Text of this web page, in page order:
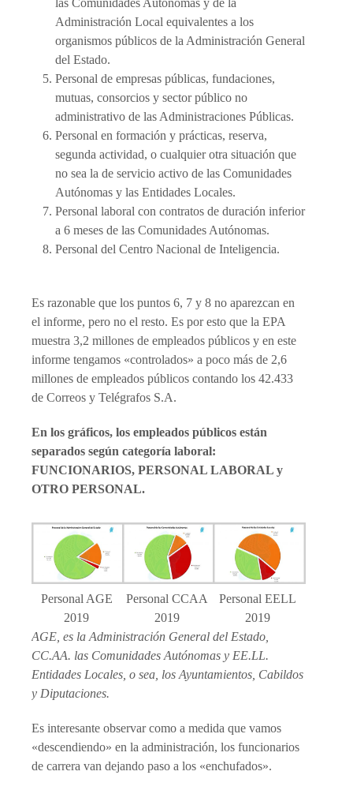
las Comunidades Autónomas y de la
Administración Local equivalentes a los
organismos públicos de la Administración General
del Estado.
Personal de empresas públicas, fundaciones,
mutuas, consorcios y sector público no
administrativo de las Administraciones Públicas.
Personal en formación y prácticas, reserva,
segunda actividad, o cualquier otra situación que
no sea la de servicio activo de las Comunidades
Autónomas y las Entidades Locales.
Personal laboral con contratos de duración inferior
a 6 meses de las Comunidades Autónomas.
Personal del Centro Nacional de Inteligencia.
Es razonable que los puntos 6, 7 y 8 no aparezcan en
el informe, pero no el resto. Es por esto que la EPA
muestra 3,2 millones de empleados públicos y en este
informe tengamos «controlados» a poco más de 2,6
millones de empleados públicos contando los 42.433
de Correos y Telégrafos S.A.
En los gráficos, los empleados públicos están
separados según categoría laboral:
FUNCIONARIOS, PERSONAL LABORAL y
OTRO PERSONAL.
Personal AGE
2019
Personal CCAA
2019
Personal EELL
2019
AGE, es la Administración General del Estado,
CC.AA. las Comunidades Autónomas y EE.LL.
Entidades Locales, o sea, los Ayuntamientos, Cabildos
y Diputaciones.
Es interesante observar como a medida que vamos
«descendiendo» en la administración, los funcionarios
de carrera van dejando paso a los «enchufados».